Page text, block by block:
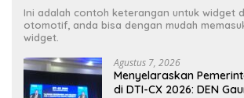
Ini adalah contoh keterangan untuk widget
otomotif, anda bisa dengan mudah
widget.
Agustus 7, 2026
Menyelaraskan
di DTI-CX 2026: DEN